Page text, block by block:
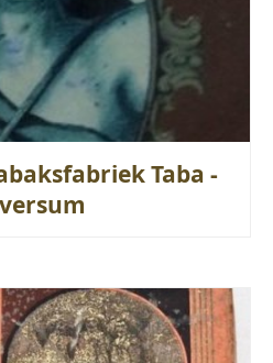
Taba -